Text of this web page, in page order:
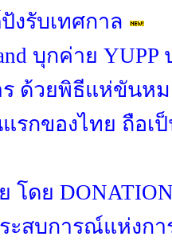
งรับเทศกาล
บุกค่าย YUPP
ร ด้วยพิธีแห่ขันห
แรกของไทย ถือ
โดย
ะสบการณ์แห่งก